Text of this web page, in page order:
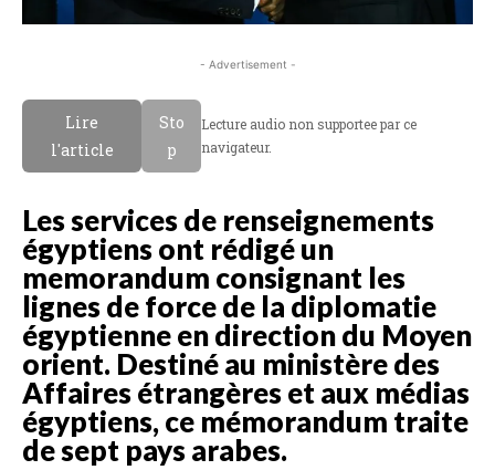
- Advertisement -
Lire
l'article
Sto
p
Lecture audio non supportee par ce
navigateur.
Les services de renseignements
égyptiens ont rédigé un
memorandum consignant les
lignes de force de la diplomatie
égyptienne en direction du Moyen
orient. Destiné au ministère des
Affaires étrangères et aux médias
égyptiens, ce mémorandum traite
de sept pays arabes.